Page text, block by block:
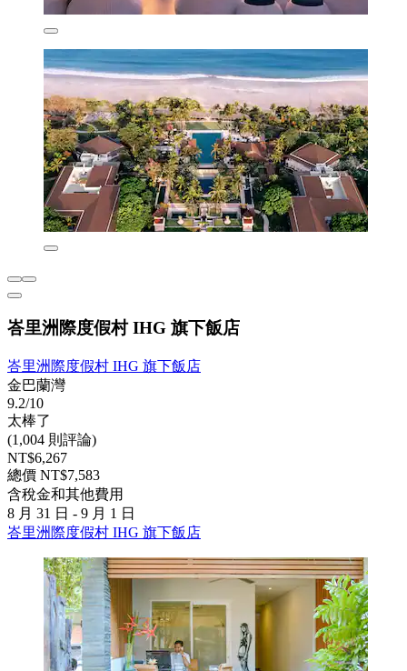
峇里洲際度假村 IHG 旗下飯店
峇里洲際度假村 IHG 旗下飯店
金巴蘭灣
9.2/10
太棒了
(1,004 則評論)
NT$6,267
總價 NT$7,583
含稅金和其他費用
8 月 31 日 - 9 月 1 日
峇里洲際度假村 IHG 旗下飯店